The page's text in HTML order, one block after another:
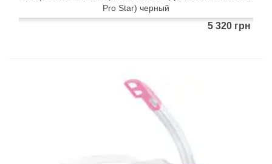
Pro Star) черный
5 320 грн